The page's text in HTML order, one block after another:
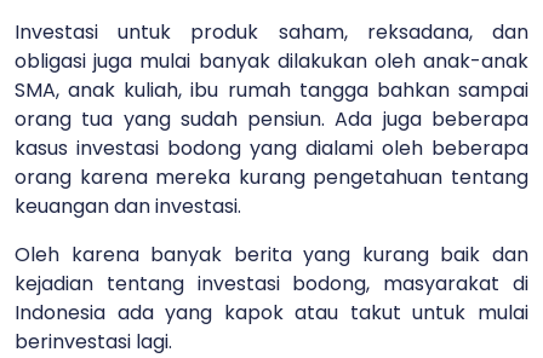
Investasi untuk produk saham, reksadana, dan
obligasi juga mulai banyak dilakukan oleh anak-anak
SMA, anak kuliah, ibu rumah tangga bahkan sampai
orang tua yang sudah pensiun. Ada juga beberapa
kasus investasi bodong yang dialami oleh beberapa
orang karena mereka kurang pengetahuan tentang
keuangan dan investasi.
Oleh karena banyak berita yang kurang baik dan
kejadian tentang investasi bodong, masyarakat di
Indonesia ada yang kapok atau takut untuk mulai
berinvestasi lagi.